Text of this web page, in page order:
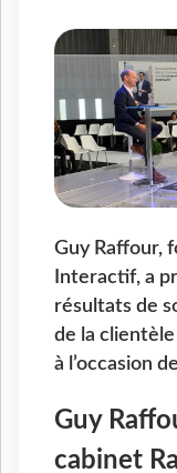
Guy Raffour,
Interactif, a
résultats de
de la clientèle
à l’occasion
Guy
cabinet